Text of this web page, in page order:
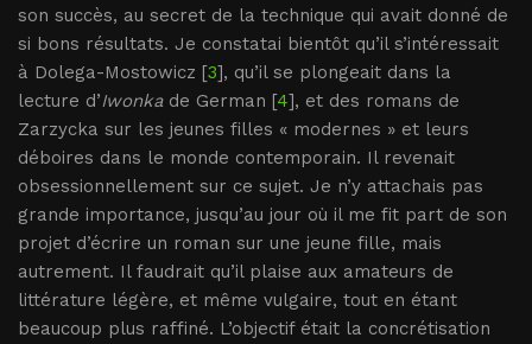
son succès, au secret de la technique qui avait donné de
si bons résultats. Je constatai bientôt qu’il s’intéressait
à Dolega-Mostowicz [3], qu’il se plongeait dans la
lecture d’Iwonkade German [4], et des romans de
Zarzycka sur les jeunes filles « modernes » et leurs
déboires dans le monde contemporain. Il revenait
obsessionnellement sur ce sujet. Je n’y attachais pas
grande importance, jusqu’au jour où il me fit part de son
projet d’écrire un roman sur une jeune fille, mais
autrement. Il faudrait qu’il plaise aux amateurs de
littérature légère, et même vulgaire, tout en étant
beaucoup plus raffiné. L’objectif était la concrétisation